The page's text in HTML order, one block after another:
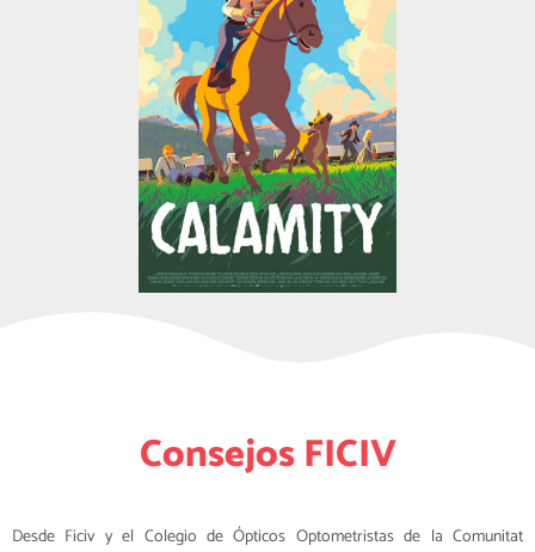
Consejos FICIV
Desde Ficiv y el Colegio de Ópticos Optometristas de la Comunitat